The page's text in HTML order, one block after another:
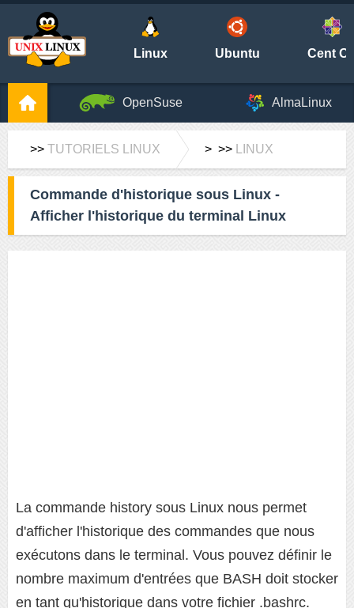
Linux Ubuntu Cent
OpenSuse AlmaLinux
>> TUTORIELS LINUX > >> LINUX
Commande d'historique sous Linux -
Afficher l'historique du terminal Linux
La commande history sous Linux nous permet
d'afficher l'historique des commandes que nous
exécutons dans le terminal. Vous pouvez définir le
nombre maximum d'entrées que BASH doit stocker
en tant qu'historique dans votre fichier .bashrc.